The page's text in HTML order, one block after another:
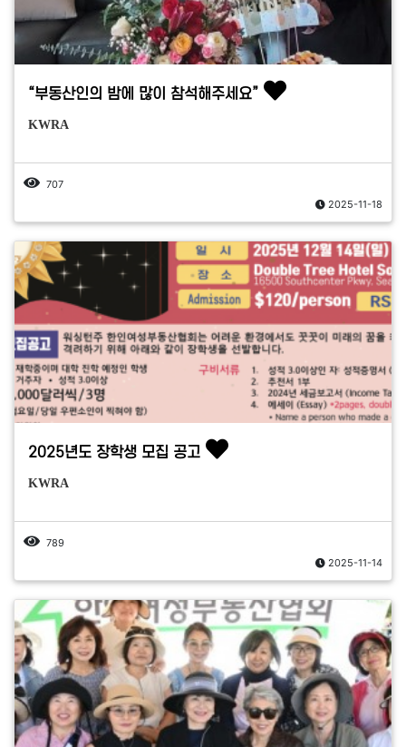
“부동산인의 밤에 많이 참석해주세요”
KWRA
707
2025-11-18
2025년도 장학생 모집 공고
KWRA
789
2025-11-14